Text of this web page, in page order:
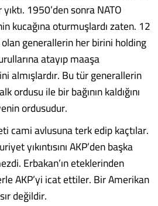
1950’den sonra NATO
kucağına oturmuşlardı zaten. 12
generallerin her birini holding
atayıp maaşa
almışlardır. Bu tür generallerin
ordusu ile bir bağının kaldığını
ordusudur.
cami avlusuna terk edip kaçtılar.
yıkıntısını AKP’den başka
Erbakan’ın eteklerinden
AKP’yi icat ettiler. Bir Amerikan
değildir.